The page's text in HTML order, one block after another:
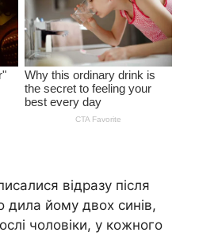
відразу після
дила йому двох синів,
чоловіки, у кожного